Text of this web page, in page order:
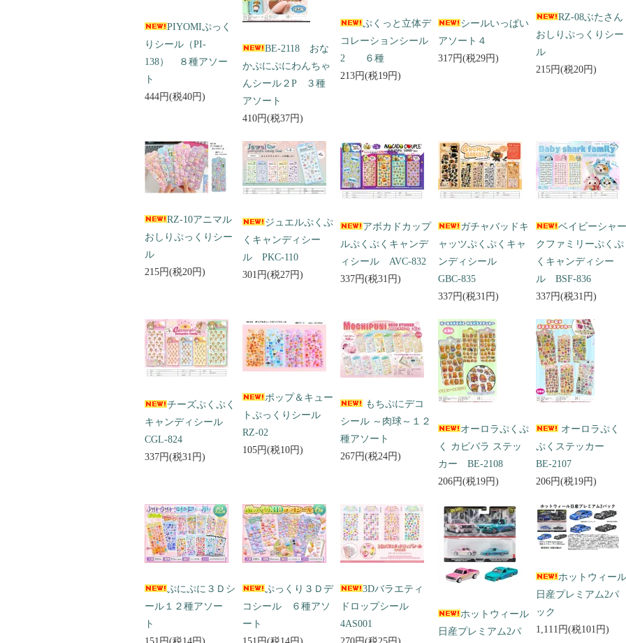
PIYOMIぷっく
りシール（PI-
138） ８種アソー
ト
444円(税40円)
BE-2118 おな
かぷにぷにわんちゃ
んシール２P ３種
アソート
410円(税37円)
ぷくっと立体デ
コレーションシール
2 ６種
213円(税19円)
シールいっぱい
アソート４
317円(税29円)
RZ-08ぶたさん
おしりぷっくりシー
ル
215円(税20円)
RZ-10アニマル
おしりぷっくりシー
ル
215円(税20円)
ジュエルぷくぷ
くキャンディシー
ル PKC-110
301円(税27円)
アボカドカップ
ルぷくぷくキャンデ
ィシール AVC-832
337円(税31円)
ガチャバッドキ
ャッツぷくぷくキャ
ンディシール
GBC-835
337円(税31円)
ベイビーシャー
クファミリーぷくぷ
くキャンディシー
ル BSF-836
337円(税31円)
チーズぷくぷく
キャンディシール
CGL-824
337円(税31円)
ポップ＆キュー
トぷっくりシール
RZ-02
105円(税10円)
もちぷにデコ
シール ～肉球～１２
種アソート
267円(税24円)
オーロラぷくぷ
く カピバラ ステッ
カー BE-2108
206円(税19円)
オーロラぷく
ぷくステッカー
BE-2107
206円(税19円)
ぷにぷに３Ｄシ
ール１２種アソー
ト
ぷっくり３Ｄデ
コシール ６種アソ
ート
3Dバラエティ
ドロップシール
4AS001
ホットウィール
日産プレミアム2パ
ホットウィール
日産プレミアム2パ
ック
1,111円(税101円)